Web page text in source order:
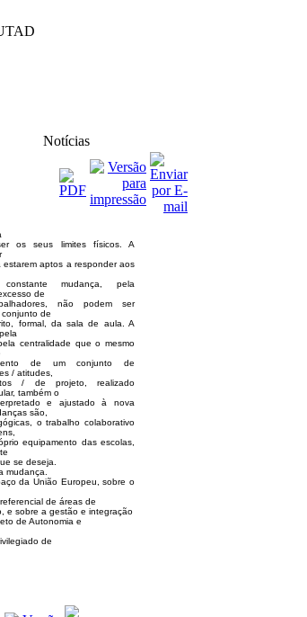
Notícias
os seus limites físicos. A
aptos a responder aos
mudança, pela
de
não podem ser
de
formal, da sala de aula. A
centralidade que o mesmo
de um conjunto de
/ atitudes,
/ de projeto, realizado
também o
e ajustado à nova
são,
o trabalho colaborativo
equipamento das escolas,
se deseja.
mudança.
da União Europeu, sobre o
de áreas de
e sobre a gestão e integração
de Autonomia e
de